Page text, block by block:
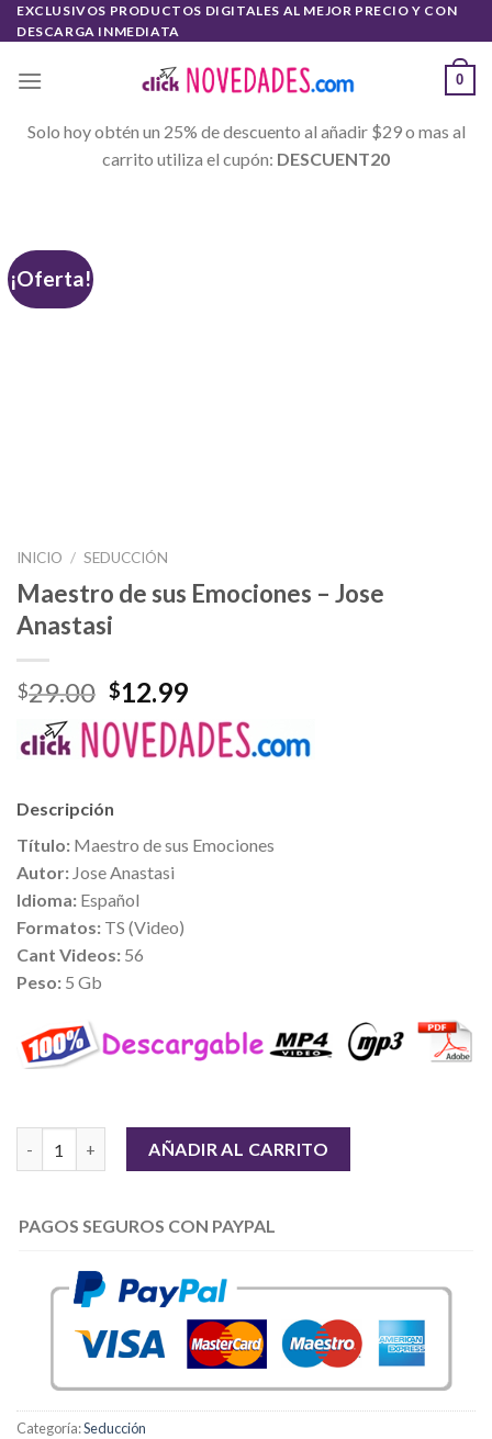
Skip
to
EXCLUSIVOS PRODUCTOS DIGITALES AL MEJOR PRECIO Y CON
DESCARGA INMEDIATA
0
Solo hoy obtén un 25% de descuento al añadir $29 o mas al
carrito utiliza el cupón: DESCUENT20
¡Oferta!
INICIO / SEDUCCIÓN
Maestro de sus Emociones – Jose
Anastasi
$29.00 $12.99
Descripción
Título: Maestro de sus Emociones
Autor: Jose Anastasi
Idioma: Español
Formatos: TS (Video)
Cant Videos: 56
Peso: 5 Gb
AÑADIR AL CARRITO
PAGOS SEGUROS CON PAYPAL
Categoría:Seducción